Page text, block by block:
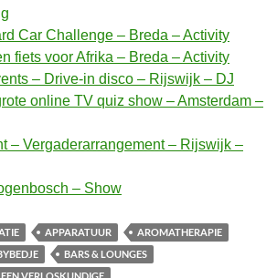
Car Challenge – Breda – Activity
fiets voor Afrika – Breda – Activity
– Drive-in disco – Rijswijk – DJ
online TV quiz show – Amsterdam –
– Vergaderarrangement – Rijswijk –
– Show
APPARATUUR
AROMATHERAPIE
BARS & LOUNGES